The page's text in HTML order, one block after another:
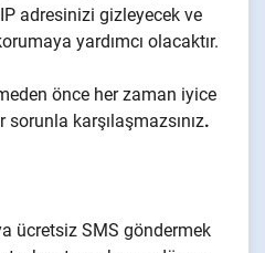
IP adresinizi gizleyecek ve
yardımcı olacaktır.
önce her zaman iyice
karşılaşmazsınız.
ücretsiz SMS göndermek